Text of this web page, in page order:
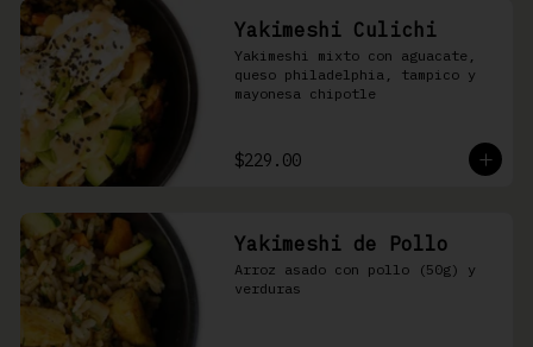
Yakimeshi Culichi
Yakimeshi mixto con aguacate,
queso philadelphia, tampico y
mayonesa chipotle
$229.00
Yakimeshi de Pollo
Arroz asado con pollo (50g) y
verduras